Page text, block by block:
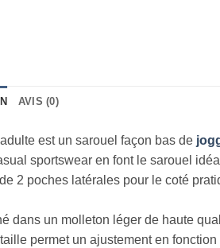
AVIS (0)
adulte est un sarouel façon bas de
sportswear en font le sarouel
2 poches latérales pour le coté
dans un molleton léger de haute
permet un ajustement en fonction